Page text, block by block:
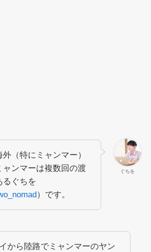
ぐちを
（特にミャンマー）
ャンマーは複数回の渡
るぐちを
）です。
から陸路でミャンマーのヤン